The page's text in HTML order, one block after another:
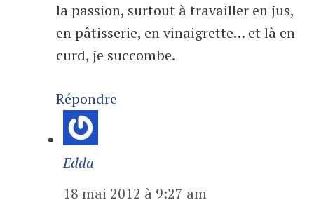
la passion, surtout à travailler en jus,
en pâtisserie, en vinaigrette… et là en
curd, je succombe.
Répondre
Edda
18 mai 2012 à 9:27 am